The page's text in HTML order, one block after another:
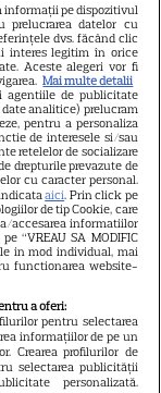
i-a pus
în cap!
Că
de
a anunțat că
„Să mă
i-au
care a
ziua ei. Anul
informații pe dispozitivul
prelucrarea datelor cu
dvs. făcând clic
interes legitim în orice
Aceste alegeri vor fi
Mai multe detalii
agentiile de publicitate
analitice) prelucram
pentru a personaliza
de interesele si/sau
retelelor de socializare
drepturile prevazute de
cu caracter personal.
aici. Prin click pe
de tip Cookie, care
accesarea informatiilor
“VREAU SA MODIFIC
in mod individual, mai
functionarea website-
a oferi:
pentru selectarea
informațiilor de pe un
Crearea profilurilor de
selectarea publicității
personalizată.